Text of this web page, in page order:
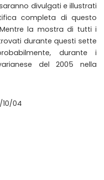
divulgati e illustrati
completa di questo
la mostra di tutti i
durante questi sette
durante i
del 2005 nella
10/04